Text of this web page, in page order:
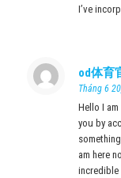
I’ve
od体育
Tháng 6
Hello I
you by
am here
incredible